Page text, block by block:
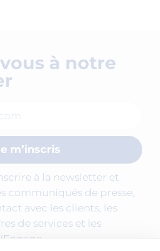
à notre
à la newsletter et
communiqués de presse,
avec les clients, les
de services et les
m’inscris